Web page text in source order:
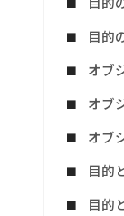
目的
オブ
オブ
オブ
目的
目的